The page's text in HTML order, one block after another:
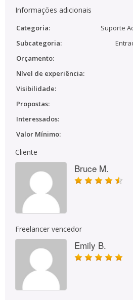
Informações adicionais
Categoria:
Suporte
Subcategoria:
Orçamento:
Nível de experiência:
Visibilidade:
Propostas:
Interessados:
Valor Mínimo:
Cliente
Bruce M.
Freelancer vencedor
Emily B.